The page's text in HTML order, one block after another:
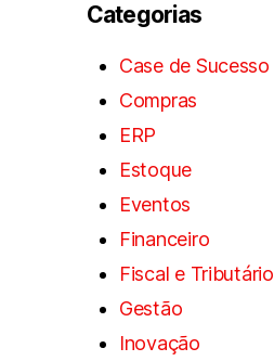
Categorias
Case de Sucesso
Compras
ERP
Estoque
Eventos
Financeiro
Fiscal e Tributário
Gestão
Inovação